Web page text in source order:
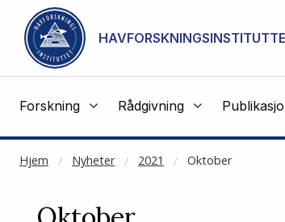
Gå til hovedinnhold
Forskning Rådgivning
Hjem Nyheter 2021 Oktober
NOT CACHED